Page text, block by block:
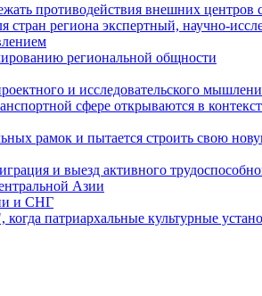
противодействия внешних центров
региона экспертный, научно-
региональной общности
и исследовательского
сфере открываются в
рамок и пытается строить свою
и выезд активного
Азии
и СНГ
патриархальные культурные